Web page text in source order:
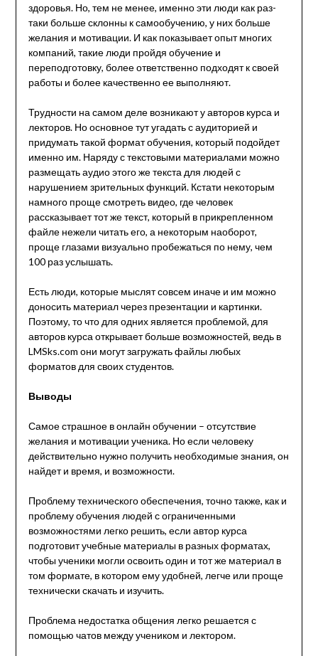
здоровья. Но, тем не менее, именно эти люди как раз-
таки больше склонны к самообучению, у них больше
желания и мотивации. И как показывает опыт многих
компаний, такие люди пройдя обучение и
переподготовку, более ответственно подходят к своей
работы и более качественно ее выполняют.
Трудности на самом деле возникают у авторов курса и
лекторов. Но основное тут угадать с аудиторией и
придумать такой формат обучения, который подойдет
именно им. Наряду с текстовыми материалами можно
размещать аудио этого же текста для людей с
нарушением зрительных функций. Кстати некоторым
намного проще смотреть видео, где человек
рассказывает тот же текст, который в прикрепленном
файле нежели читать его, а некоторым наоборот,
проще глазами визуально пробежаться по нему, чем
100 раз услышать.
Есть люди, которые мыслят совсем иначе и им можно
доносить материал через презентации и картинки.
Поэтому, то что для одних является проблемой, для
авторов курса открывает больше возможностей, ведь в
LMSks.com они могут загружать файлы любых
форматов для своих студентов.
Выводы
Самое страшное в онлайн обучении – отсутствие
желания и мотивации ученика. Но если человеку
действительно нужно получить необходимые знания, он
найдет и время, и возможности.
Проблему технического обеспечения, точно также, как и
проблему обучения людей с ограниченными
возможностями легко решить, если автор курса
подготовит учебные материалы в разных форматах,
чтобы ученики могли освоить один и тот же материал в
том формате, в котором ему удобней, легче или проще
технически скачать и изучить.
Проблема недостатка общения легко решается с
помощью чатов между учеником и лектором.